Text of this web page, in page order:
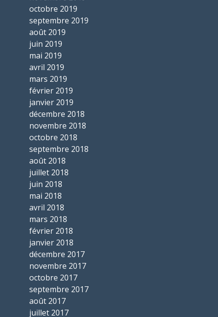
octobre 2019
septembre 2019
août 2019
juin 2019
mai 2019
avril 2019
mars 2019
février 2019
janvier 2019
décembre 2018
novembre 2018
octobre 2018
septembre 2018
août 2018
juillet 2018
juin 2018
mai 2018
avril 2018
mars 2018
février 2018
janvier 2018
décembre 2017
novembre 2017
octobre 2017
septembre 2017
août 2017
juillet 2017